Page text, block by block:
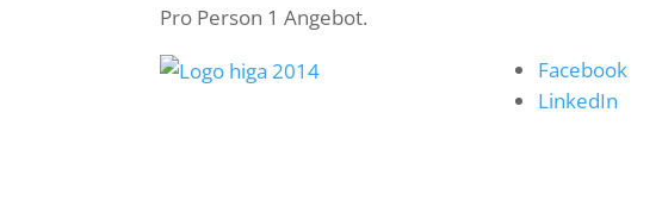
Pro Person 1 Angebot.
Facebook
LinkedIn